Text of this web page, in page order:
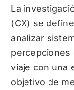
La
(CX) se
analizar
percepciones
viaje con una
objetivo de